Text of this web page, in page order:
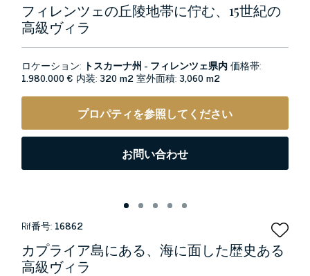
フィレンツェの丘陵地帯に佇む、15世紀の
高級ヴィラ
ロケーション: トスカーナ州 - フィレンツェ県内価格帯:
1.980.000 € 内装:320 m2室外面積:3,060 m2
プロパティを参照してください
お問い合わせ
Rif番号: 16862
カプライア島にある、海に面した歴史ある
高級ヴィラ